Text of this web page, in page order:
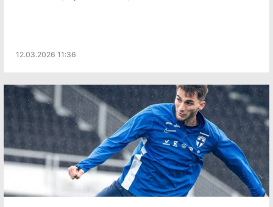
12.03.2026 11:36